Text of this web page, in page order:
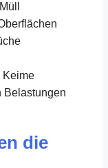
Keime
Belastungen
die